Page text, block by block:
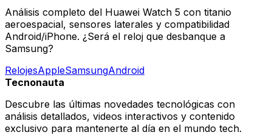
Análisis completo del Huawei Watch 5 con titanio
aeroespacial, sensores laterales y compatibilidad
Android/iPhone. ¿Será el reloj que desbanque a
Samsung?
RelojesAppleSamsungAndroid
Tecnonauta
Descubre las últimas novedades tecnológicas con
análisis detallados, videos interactivos y contenido
exclusivo para mantenerte al día en el mundo tech.